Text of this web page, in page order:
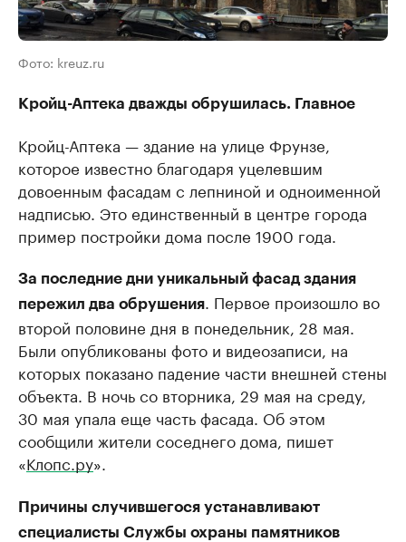
Фото: kreuz.ru
Кройц-Аптека дважды обрушилась. Главное
Кройц-Аптека — здание на улице Фрунзе,
которое известно благодаря уцелевшим
довоенным фасадам с лепниной и одноименной
надписью. Это единственный в центре города
пример постройки дома после 1900 года.
За последние дни уникальный фасад здания
пережил два обрушения. Первое произошло во
второй половине дня в понедельник, 28 мая.
Были опубликованы фото и видеозаписи, на
которых показано падение части внешней стены
объекта. В ночь со вторника, 29 мая на среду,
30 мая упала еще часть фасада. Об этом
сообщили жители соседнего дома, пишет
«Клопс.ру».
Причины случившегося устанавливают
специалисты Службы охраны памятников